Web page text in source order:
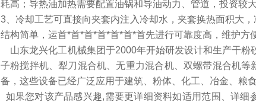
耗高；导热油加热需要配置油锅和导油动力、管道，投资较
3、冷却工艺可直接向夹套内注入冷却水，夹套换热面积大
结构简单，运首*首*首*首*首*首*首先进行可靠度高，维护方
山东龙兴化工机械集团于2000年开始研发设计和生产干粉
子粉搅拌机、犁刀混合机、无重力混合机、双螺带混合机
备，这些设备已经广泛应用于建筑、粉体、化工、冶金、粮
如果您对该产品感兴趣,需要更详细资料如适用范围、详